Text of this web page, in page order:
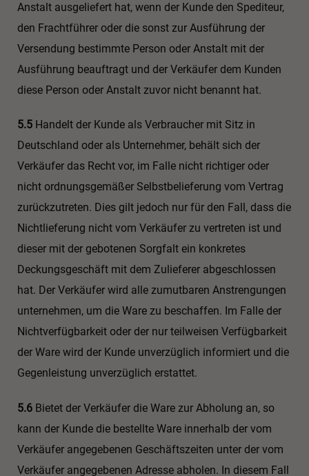
Anstalt ausgeliefert hat, wenn der Kunde den Spediteur,
den Frachtführer oder die sonst zur Ausführung der
Versendung bestimmte Person oder Anstalt mit der
Ausführung beauftragt und der Verkäufer dem Kunden
diese Person oder Anstalt zuvor nicht benannt hat.
5.5 Handelt der Kunde als Verbraucher mit Sitz in
Deutschland oder als Unternehmer, behält sich der
Verkäufer das Recht vor, im Falle nicht richtiger oder
nicht ordnungsgemäßer Selbstbelieferung vom Vertrag
zurückzutreten. Dies gilt jedoch nur für den Fall, dass die
Nichtlieferung nicht vom Verkäufer zu vertreten ist und
dieser mit der gebotenen Sorgfalt ein konkretes
Deckungsgeschäft mit dem Zulieferer abgeschlossen
hat. Der Verkäufer wird alle zumutbaren Anstrengungen
unternehmen, um die Ware zu beschaffen. Im Falle der
Nichtverfügbarkeit oder der nur teilweisen Verfügbarkeit
der Ware wird der Kunde unverzüglich informiert und die
Gegenleistung unverzüglich erstattet.
5.6 Bietet der Verkäufer die Ware zur Abholung an, so
kann der Kunde die bestellte Ware innerhalb der vom
Verkäufer angegebenen Geschäftszeiten unter der vom
Verkäufer angegebenen Adresse abholen. In diesem Fall